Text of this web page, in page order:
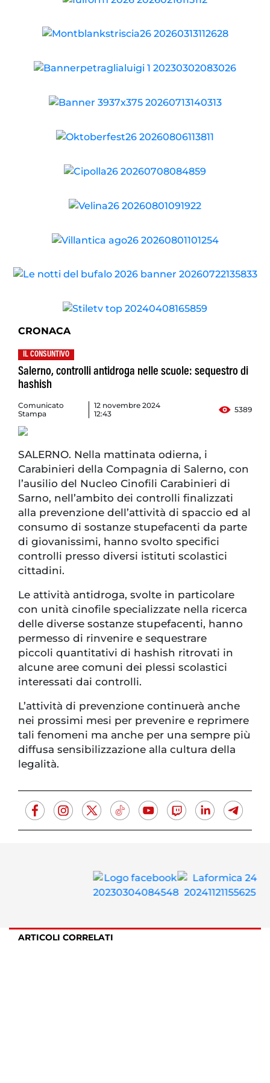
CRONACA
IL CONSUNTIVO
Salerno, controlli antidroga nelle scuole: sequestro di
hashish
Comunicato
Stampa
12 novembre 2024
12:43
5389
SALERNO. Nella mattinata odierna, i
Carabinieri della Compagnia di Salerno, con
l’ausilio del Nucleo Cinofili Carabinieri di
Sarno, nell’ambito dei controlli finalizzati
alla prevenzione dell’attività di spaccio ed al
consumo di sostanze stupefacenti da parte
di giovanissimi, hanno svolto specifici
controlli presso diversi istituti scolastici
cittadini.
Le attività antidroga, svolte in particolare
con unità cinofile specializzate nella ricerca
delle diverse sostanze stupefacenti, hanno
permesso di rinvenire e sequestrare
piccoli quantitativi di hashish ritrovati in
alcune aree comuni dei plessi scolastici
interessati dai controlli.
L’attività di prevenzione continuerà anche
nei prossimi mesi per prevenire e reprimere
tali fenomeni ma anche per una sempre più
diffusa sensibilizzazione alla cultura della
legalità.
ARTICOLI CORRELATI